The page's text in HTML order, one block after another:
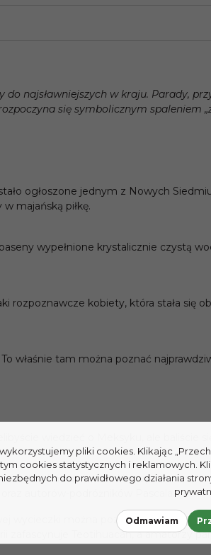
do najsławniejszych w kraju. Parady,
się symbolicznym spaleniem
ogłoszone jednym z Nowych
majańską piłkę.
wypełnione krystalicznie czystą
rozpoznawcze kobiety, która stała
właśnie tam można poznać
wiedzieć o Meksyku, ale baliście
trzeba odwiedzić. Niezapomniane
autorów-podróżników Pascala.
wycieczki można poznać prawdziwy
zafascynuje Teotihuacán, a amatorzy
pliki cookies. Klikając
cookies statystycznych i reklamowych.
do prawidłowego działania
Odmawiam